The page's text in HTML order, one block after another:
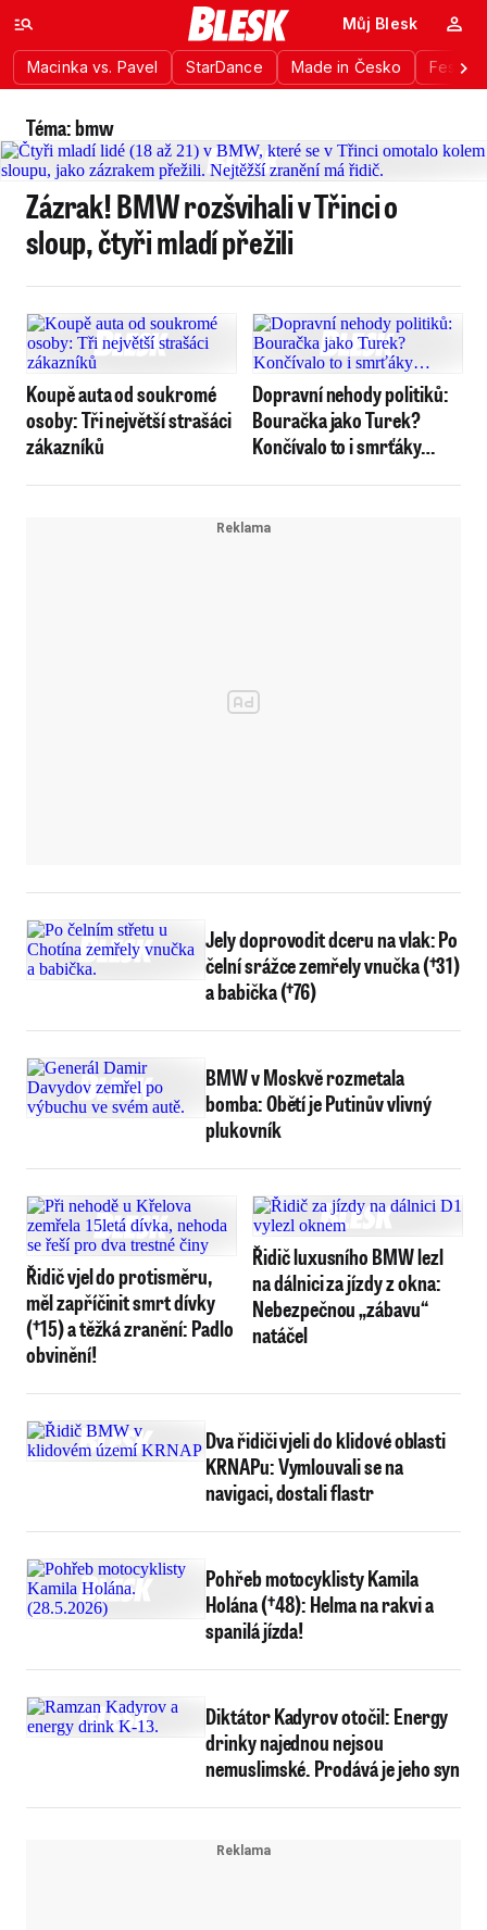
Macinka vs. Pavel StarDance Made in Česko
Můj Blesk
Téma: bmw
Zázrak! BMW rozšvihali v Třinci o
sloup, čtyři mladí přežili
Koupě auta od soukromé
osoby: Tři největší strašáci
zákazníků
Dopravní nehody politiků:
Bouračka jako Turek?
Končívalo to i smrťáky…
Jely doprovodit dceru na vlak: Po
čelní srážce zemřely vnučka (†31)
a babička (†76)
BMW v Moskvě rozmetala
bomba: Obětí je Putinův vlivný
plukovník
Řidič vjel do protisměru,
měl zapříčinit smrt dívky
(†15) a těžká zranění: Padlo
obvinění!
Řidič luxusního BMW lezl
na dálnici za jízdy z okna:
Nebezpečnou „zábavu“
natáčel
Dva řidiči vjeli do klidové oblasti
KRNAPu: Vymlouvali se na
navigaci, dostali flastr
Pohřeb motocyklisty Kamila
Holána (†48): Helma na rakvi a
spanilá jízda!
Diktátor Kadyrov otočil: Energy
drinky najednou nejsou
nemuslimské. Prodává je jeho syn